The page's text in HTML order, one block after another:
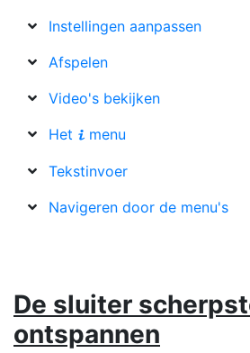
Instellingen aanpassen
Afspelen
Video's bekijken
Het i menu
Tekstinvoer
Navigeren door de menu's
De sluiter
ontspannen